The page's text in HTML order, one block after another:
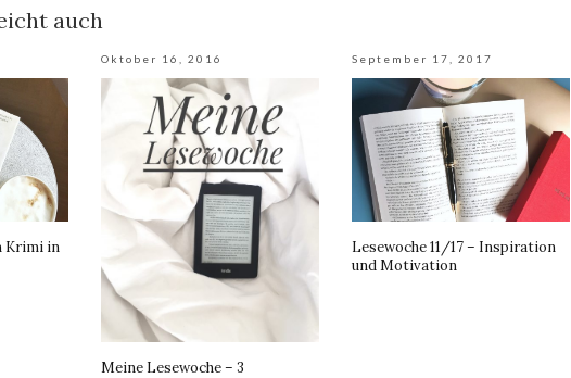
auch
Krimi in
Oktober 16, 2016
Meine Lesewoche – 3
September 17, 2017
Lesewoche 11/17 – Inspiration
und Motivation